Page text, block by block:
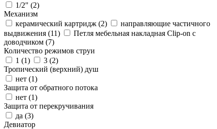
1/2" (2)
Механизм
керамический картридж (2)
направляющие частичного
выдвижения (11)
Петля мебельная накладная Clip-on с
доводчиком (7)
Количество режимов струи
1 (1) 3 (2)
Тропический (верхний) душ
нет (1)
Защита от обратного потока
нет (1)
Защита от перекручивания
да (3)
Девиатор